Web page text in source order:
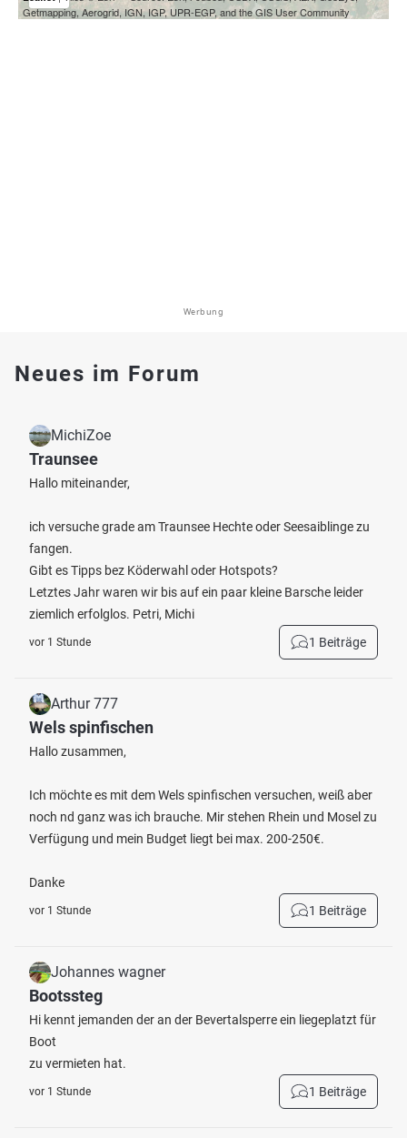
Getmapping, Aerogrid, IGN, IGP, UPR-EGP, and the GIS User Community
Werbung
Neues im Forum
MichiZoe
Traunsee
Hallo miteinander,
ich versuche grade am Traunsee Hechte oder Seesaiblinge zu
fangen.
Gibt es Tipps bez Köderwahl oder Hotspots?
Letztes Jahr waren wir bis auf ein paar kleine Barsche leider
ziemlich erfolglos. Petri, Michi
vor 1 Stunde 1 Beiträge
Arthur 777
Wels spinfischen
Hallo zusammen,
Ich möchte es mit dem Wels spinfischen versuchen, weiß aber
noch nd ganz was ich brauche. Mir stehen Rhein und Mosel zu
Verfügung und mein Budget liegt bei max. 200-250€.
Danke
vor 1 Stunde 1 Beiträge
Johannes wagner
Bootssteg
Hi kennt jemanden der an der Bevertalsperre ein liegeplatzt für
Boot
zu vermieten hat.
vor 1 Stunde 1 Beiträge